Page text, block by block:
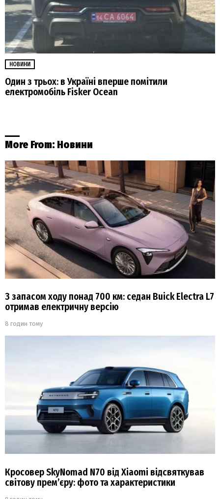
НОВИНИ
Один з трьох: в Україні вперше помітили
електромобіль Fisker Ocean
More From: Новини
З запасом ходу понад 700 км: седан Buick Electra L7
отримав електричну версію
8 годин тому
Кросовер SkyNomad N70 від Xiaomi відсвяткував
світову прем’єру: фото та характеристики